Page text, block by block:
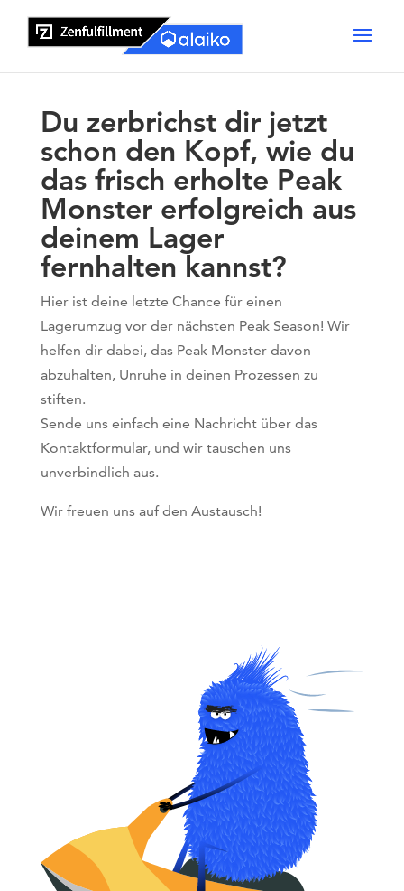
Du zerbrichst dir jetzt
schon den Kopf, wie du
das frisch erholte Peak
Monster erfolgreich aus
deinem Lager
fernhalten kannst?
Hier ist deine letzte Chance für einen
Lagerumzug vor der nächsten Peak Season! Wir
helfen dir dabei, das Peak Monster davon
abzuhalten, Unruhe in deinen Prozessen zu
stiften.
Sende uns einfach eine Nachricht über das
Kontaktformular, und wir tauschen uns
unverbindlich aus.
Wir freuen uns auf den Austausch!